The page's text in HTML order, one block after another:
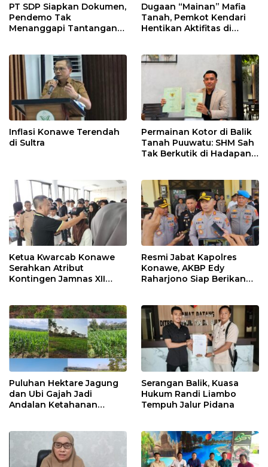
PT SDP Siapkan Dokumen,
Pendemo Tak
Menanggapi Tantangan
Dugaan “Mainan” Mafia
Tanah, Pemkot Kendari
Hentikan Aktifitas di
Inflasi Konawe Terendah
di Sultra
Permainan Kotor di Balik
Tanah Puuwatu: SHM Sah
Tak Berkutik di Hadapan
Ketua Kwarcab Konawe
Serahkan Atribut
Kontingen Jamnas XII
Resmi Jabat Kapolres
Konawe, AKBP Edy
Raharjono Siap Berikan
Puluhan Hektare Jagung
dan Ubi Gajah Jadi
Andalan Ketahanan
Serangan Balik, Kuasa
Hukum Randi Liambo
Tempuh Jalur Pidana